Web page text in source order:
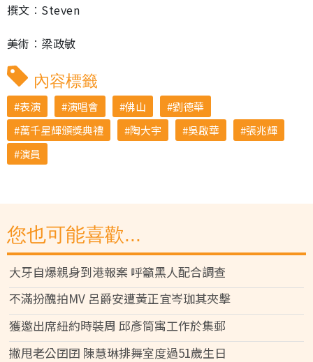
撰文︰Steven
美術︰梁政敏
內容標籤
表演 演唱會 佛山
劉德華
萬千星輝頒獎典禮
陶大宇 吳啟華
張兆輝
演員
您也可能喜歡...
大牙自爆親身到港報案 呼籲黑人配合調查
不滿扮醜拍MV 呂爵安遭黃正宜岑珈其夾擊
獲邀出席紐約時裝周 邱彥筒寓工作於集郵
撇甩老公囝囝 陳慧琳排舞室度過51歲生日